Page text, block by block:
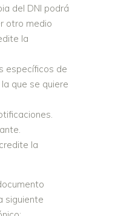
del DNI podrá
otro medio
la
específicos de
que se quiere
la
siguiente